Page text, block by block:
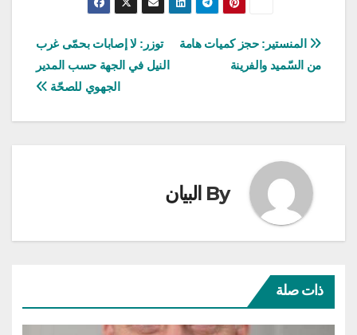
تصفّح
المقالات
توزر: لا إصابات بحمّى غرب
النيل في الجهة حسب المدير
الجهوي للصحّة
المنستير: حجز كميات هامة
من السّميد والفرينة
By البيان
ذات صلة